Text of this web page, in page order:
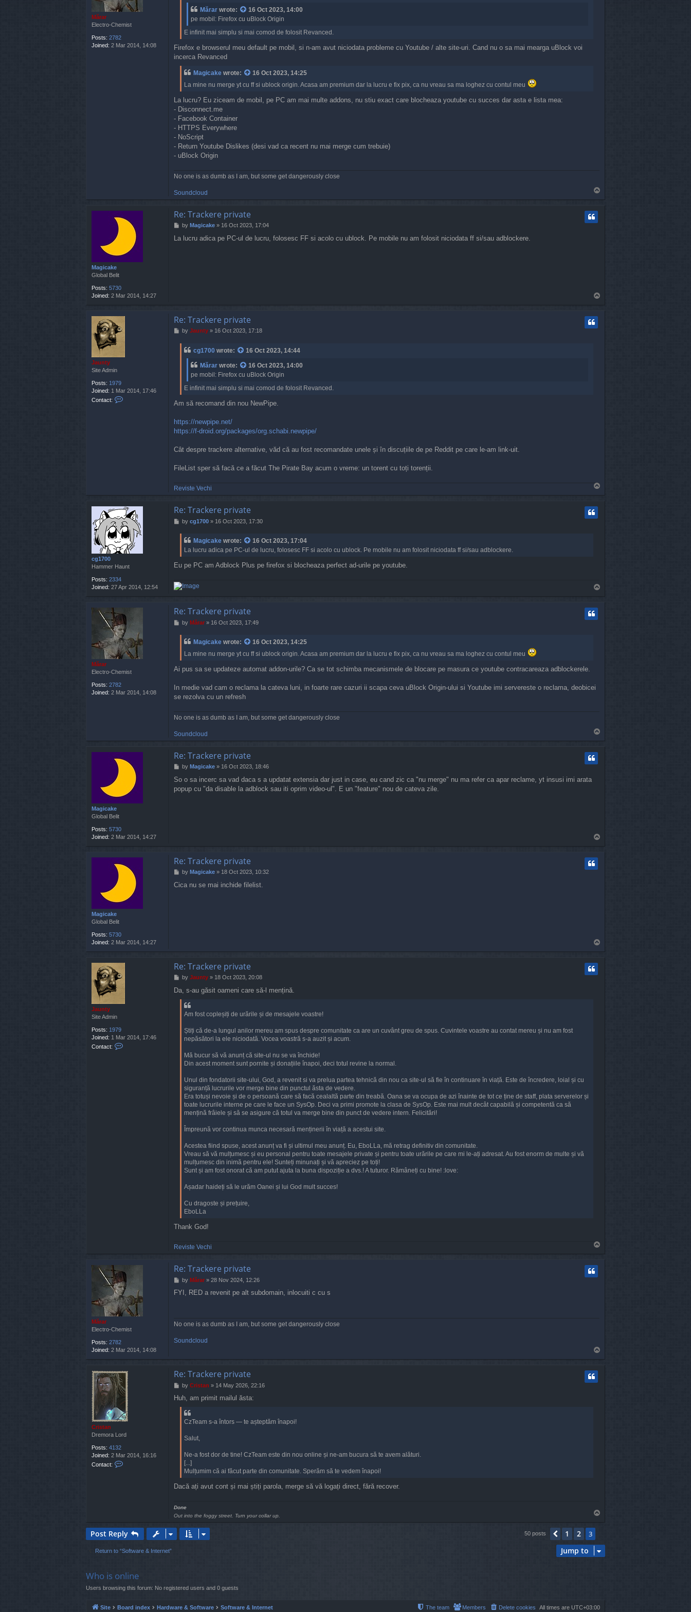
Mărar
Electro-Chemist
Posts: 2782
Joined: 2 Mar 2014, 14:08
Mărar wrote:
16 Oct 2023, 14:00
pe mobil: Firefox cu uBlock Origin
E infinit mai simplu si mai comod de folosit Revanced.
Firefox e browserul meu default pe mobil, si n-am avut niciodata probleme cu Youtube / alte site-uri. Cand nu o sa mai mearga uBlock voi
incerca Revanced
Magicake wrote:
16 Oct 2023, 14:25
La mine nu merge yt cu ff si ublock origin. Acasa am premium dar la lucru e fix pix, ca nu vreau sa ma loghez cu contul meu
La lucru? Eu ziceam de mobil, pe PC am mai multe addons, nu stiu exact care blocheaza youtube cu succes dar asta e lista mea:
- Disconnect.me
- Facebook Container
- HTTPS Everywhere
- NoScript
- Return Youtube Dislikes (desi vad ca recent nu mai merge cum trebuie)
- uBlock Origin
No one is as dumb as I am, but some get dangerously close
Soundcloud
o
Magicake
Global Belit
Posts: 5730
Joined: 2 Mar 2014, 14:27
Re: Trackere private
P
s
by Magicake» 16 Oct 2023, 17:04
La lucru adica pe PC-ul de lucru, folosesc FF si acolo cu ublock. Pe mobile nu am folosit niciodata ff si/sau adblockere.
p
Jaunty
Site Admin
Posts: 1979
Joined: 1 Mar 2014, 17:46
Contact:
Re: Trackere private
Pby Jaunty» 16 Oct 2023, 17:18
cg1700 wrote: 16 Oct 2023, 14:44
Mărar wrote:
16 Oct 2023, 14:00
pe mobil: Firefox cu uBlock Origin
E infinit mai simplu si mai comod de folosit Revanced.
Am să recomand din nou NewPipe.
https://newpipe.net/
https://f-droid.org/packages/org.schabi.newpipe/
Cât despre trackere alternative, văd că au fost recomandate unele și în discuțiile de pe Reddit pe care le-am link-uit.
FileList sper să facă ce a făcut The Pirate Bay acum o vreme: un torent cu toți torenții.
Reviste Vechi
o
cg1700
Hammer Haunt
Posts: 2334
Joined: 27 Apr 2014, 12:54
Re: Trackere private
Pby cg1700» 16 Oct 2023, 17:30
Magicake wrote:
16 Oct 2023, 17:04
La lucru adica pe PC-ul de lucru, folosesc FF si acolo cu ublock. Pe mobile nu am folosit niciodata ff si/sau adblockere.
Eu pe PC am Adblock Plus pe firefox si blocheaza perfect ad-urile pe youtube.
p
Mărar
Electro-Chemist
Posts: 2782
Joined: 2 Mar 2014, 14:08
Re: Trackere private
Pby Mărar» 16 Oct 2023, 17:49
Magicake wrote:
16 Oct 2023, 14:25
La mine nu merge yt cu ff si ublock origin. Acasa am premium dar la lucru e fix pix, ca nu vreau sa ma loghez cu contul meu
Ai pus sa se updateze automat addon-urile? Ca se tot schimba mecanismele de blocare pe masura ce youtube contracareaza adblockerele.
In medie vad cam o reclama la cateva luni, in foarte rare cazuri ii scapa ceva uBlock Origin-ului si Youtube imi servereste o reclama, deobicei
se rezolva cu un refresh
No one is as dumb as I am, but some get dangerously close
Soundcloud
o
Magicake
Global Belit
Posts: 5730
Joined: 2 Mar 2014, 14:27
Re: Trackere private
P
s
t
by Magicake» 16 Oct 2023, 18:46
So o sa incerc sa vad daca s a updatat extensia dar just in case, eu cand zic ca "nu merge" nu ma refer ca apar reclame, yt insusi imi arata
popup cu "da disable la adblock sau iti oprim video-ul". E un "feature" nou de cateva zile.
Magicake
Global Belit
Posts: 5730
Joined: 2 Mar 2014, 14:27
Re: Trackere private
P
s
by Magicake» 18 Oct 2023, 10:32
Cica nu se mai inchide filelist.
o
Jaunty
Site Admin
Posts: 1979
Joined: 1 Mar 2014, 17:46
Contact:
Re: Trackere private
P
s
t
by Jaunty» 18 Oct 2023, 20:08
Da, s-au găsit oameni care să-l mențină.
Am fost copleșiți de urările și de mesajele voastre!
Știți că de-a lungul anilor mereu am spus despre comunitate ca are un cuvânt greu de spus. Cuvintele voastre au contat mereu și nu am fost
nepăsători la ele niciodată. Vocea voastră s-a auzit și acum.
Mă bucur să vă anunț că site-ul nu se va închide!
Din acest moment sunt pornite și donațiile înapoi, deci totul revine la normal.
Unul din fondatorii site-ului, God, a revenit si va prelua partea tehnică din nou ca site-ul să fie în continuare în viață. Este de încredere, loial și cu
siguranță lucrurile vor merge bine din punctul ăsta de vedere.
Era totuși nevoie și de o persoană care să facă cealaltă parte din treabă. Oana se va ocupa de azi înainte de tot ce ține de staff, plata serverelor și
toate lucrurile interne pe care le face un SysOp. Deci va primi promote la clasa de SysOp. Este mai mult decât capabilă și competentă ca să
mențină frâiele și să se asigure că totul va merge bine din punct de vedere intern. Felicitări!
Împreună vor continua munca necesară menținerii în viață a acestui site.
Acestea fiind spuse, acest anunț va fi și ultimul meu anunț. Eu, EboLLa, mă retrag definitiv din comunitate.
Vreau să vă mulțumesc și eu personal pentru toate mesajele private și pentru toate urările pe care mi le-ați adresat. Au fost enorm de multe și vă
mulțumesc din inimă pentru ele! Sunteți minunați și vă apreciez pe toți!
Sunt și am fost onorat că am putut ajuta la buna dispoziție a dvs.! A tuturor. Rămâneți cu bine! :love:
Așadar haideți să le urăm Oanei și lui God mult succes!
Cu dragoste și prețuire,
EboLLa
Thank God!
Reviste Vechi
Mărar
Electro-Chemist
Posts: 2782
Joined: 2 Mar 2014, 14:08
Re: Trackere private
P
s
by Mărar» 28 Nov 2024, 12:26
FYI, RED a revenit pe alt subdomain, inlocuiti c cu s
No one is as dumb as I am, but some get dangerously close
Soundcloud
o
Cristan
Dremora Lord
Posts: 4132
Joined: 2 Mar 2014, 16:16
Contact:
r
i
s
a
Re: Trackere private
P
s
t
by Cristan » 14 May 2026, 22:16
Huh, am primit mailul ăsta:
CzTeam s-a întors — te așteptăm înapoi!
Salut,
Ne-a fost dor de tine! CzTeam este din nou online și ne-am bucura să te avem alături.
[...]
Mulțumim că ai făcut parte din comunitate. Sperăm să te vedem înapoi!
Dacă ați avut cont și mai știți parola, merge să vă logați direct, fără recover.
Done
Out into the foggy street. Turn your collar up.
Post Reply 50 posts Previous
1 2 3
Return to “Software & Internet” Jump to
Who is online
Users browsing this forum: No registered users and 0 guests
Site Board index Hardware & Software Software & Internet All times are UTC+03:00
Delete cookies
Members
The team